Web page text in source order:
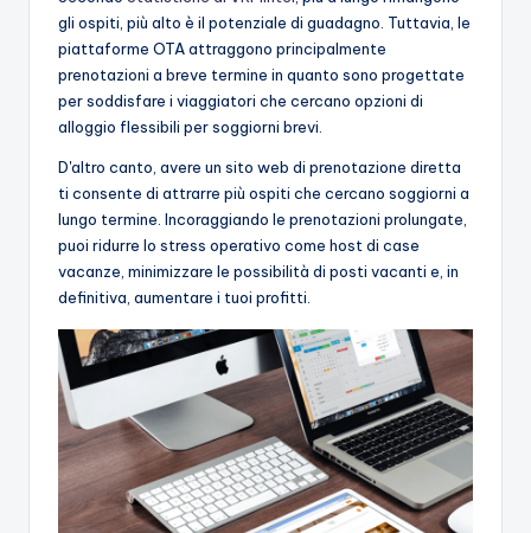
gli ospiti, più alto è il potenziale di guadagno. Tuttavia, le
piattaforme OTA attraggono principalmente
prenotazioni a breve termine in quanto sono progettate
per soddisfare i viaggiatori che cercano opzioni di
alloggio flessibili per soggiorni brevi.
D'altro canto, avere un sito web di prenotazione diretta
ti consente di attrarre più ospiti che cercano soggiorni a
lungo termine. Incoraggiando le prenotazioni prolungate,
puoi ridurre lo stress operativo come host di case
vacanze, minimizzare le possibilità di posti vacanti e, in
definitiva, aumentare i tuoi profitti.